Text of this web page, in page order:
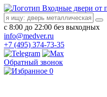
Входные двери от
с 8:00 до 22:00 без выходных
info@medver.ru
+7 (495) 374-73-35
Обратный звонок
0